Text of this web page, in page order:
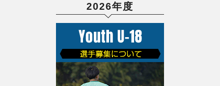
2026年度